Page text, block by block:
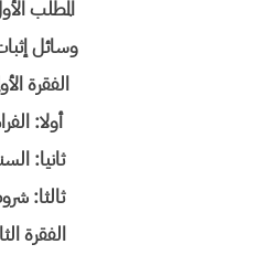
المطلب
وسائل
الفقرة
أولا:
ثانيا:
ثالثا:
الفقرة